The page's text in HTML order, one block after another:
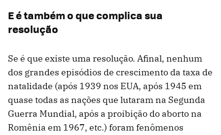
E é também o que complica sua
resolução
Se é que existe uma resolução. Afinal, nenhum
dos grandes episódios de crescimento da taxa de
natalidade (após 1939 nos EUA, após 1945 em
quase todas as nações que lutaram na Segunda
Guerra Mundial, após a proibição do aborto na
Romênia em 1967, etc.) foram fenômenos